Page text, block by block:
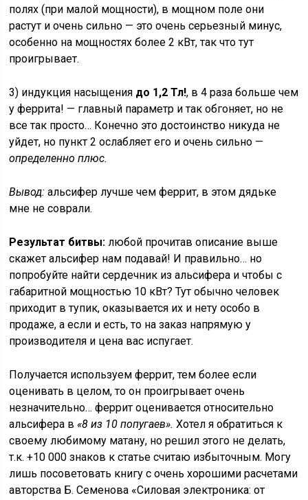
полях (при малой мощности), в мощном поле они
растут и очень сильно — это очень серьезный минус,
особенно на мощностях более 2 кВт, так что тут
проигрывает.
3) индукция насыщения до 1,2 Тл!, в 4 раза больше чем
у феррита! — главный параметр и так обгоняет, но не
все так просто… Конечно это достоинство никуда не
уйдет, но пункт 2 ослабляет его и очень сильно —
определенно плюс.
Вывод: альсифер лучше чем феррит, в этом дядьке
мне не соврали.
Результат битвы: любой прочитав описание выше
скажет альсифер нам подавай! И правильно… но
попробуйте найти сердечник из альсифера и чтобы с
габаритной мощностью 10 кВт? Тут обычно человек
приходит в тупик, оказывается их и нету особо в
продаже, а если и есть, то на заказ напрямую у
производителя и цена вас испугает.
Получается используем феррит, тем более если
оценивать в целом, то он проигрывает очень
незначительно… феррит оценивается относительно
альсифера в«8 из 10 попугаев». Хотел я обратиться к
своему любимому матану, но решил этого не делать,
т.к. +10 000 знаков к статье считаю избыточным. Могу
лишь посоветовать книгу с очень хорошими расчетами
авторства Б. Семенова «Силовая электроника: от